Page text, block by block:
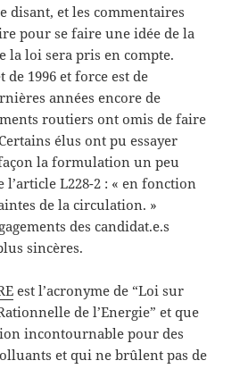
disant, et les commentaires
pour se faire une idée de la
la loi sera pris en compte.
de 1996 et force est de
années encore de
routiers ont omis de faire
élus ont pu essayer
la formulation un peu
l’article L228-2 : « en fonction
de la circulation. »
des candidat.e.s
sincères.
est l’acronyme de “Loi sur
de l’Energie” et que
incontournable pour des
et qui ne brûlent pas de